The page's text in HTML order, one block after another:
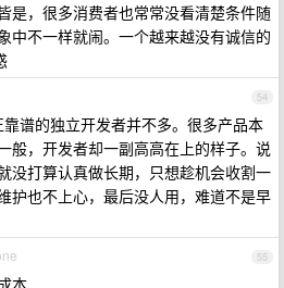
是，很多消费者也常常没看清楚条件随
中不一样就闹。一个越来越没有诚信的
54
谱的独立开发者并不多。很多产品本
般，开发者却一副高高在上的样子。说
没打算认真做长期，只想趁机会收割一
护也不上心，最后没人用，难道不是早
55
本